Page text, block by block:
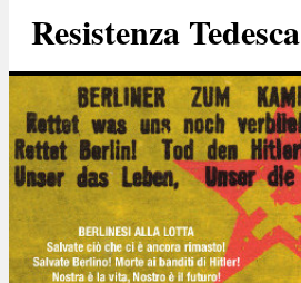
Resistenza Tedesca